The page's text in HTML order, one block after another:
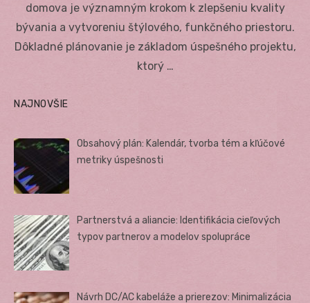
domova je významným krokom k zlepšeniu kvality
bývania a vytvoreniu štýlového, funkčného priestoru.
Dôkladné plánovanie je základom úspešného projektu,
ktorý …
NAJNOVŠIE
Obsahový plán: Kalendár, tvorba tém a kľúčové
metriky úspešnosti
Partnerstvá a aliancie: Identifikácia cieľových
typov partnerov a modelov spolupráce
Návrh DC/AC kabeláže a prierezov: Minimalizácia